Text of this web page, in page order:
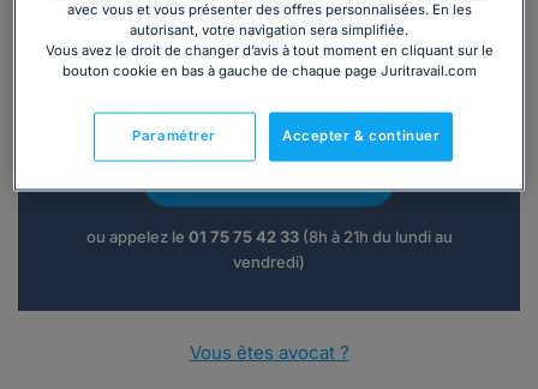
téléphone ?
ou appelez le 01 75 75 42 33(8h à 21h du lundi au
vendredi)
Vous êtes avocat ?
avec vous et vous présenter des offres personnalisées. En les
autorisant, votre navigation sera simplifiée.
Vous avez le droit de changer d’avis à tout moment en cliquant sur le
bouton cookie en bas à gauche de chaque page Juritravail.com
Accepter & continuer
Paramétrer